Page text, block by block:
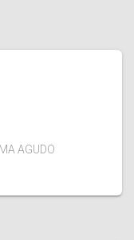
AGUDO